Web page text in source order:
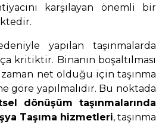
karşılayan önemli bir
yapılan taşınmalarda
kritiktir. Binanın boşaltılması
net olduğu için taşınma
göre yapılmalıdır. Bu noktada
dönüşüm taşınmalarında
Taşıma hizmetleri, taşınma